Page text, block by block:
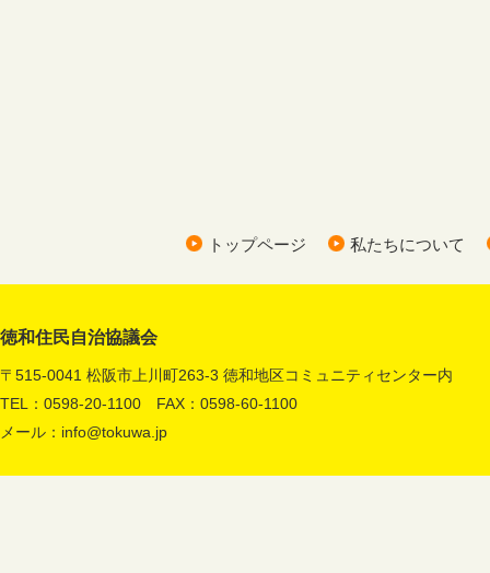
トップページ 私たちについて
徳和住民自治協議会
〒515-0041 松阪市上川町263-3 徳和地区コミュニティセンター内
TEL：0598-20-1100 FAX：0598-60-1100
メール： info@tokuwa.jp